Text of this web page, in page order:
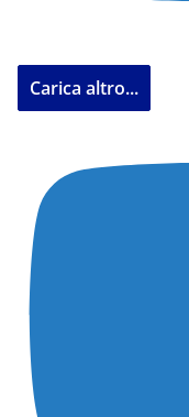
Carica altro...